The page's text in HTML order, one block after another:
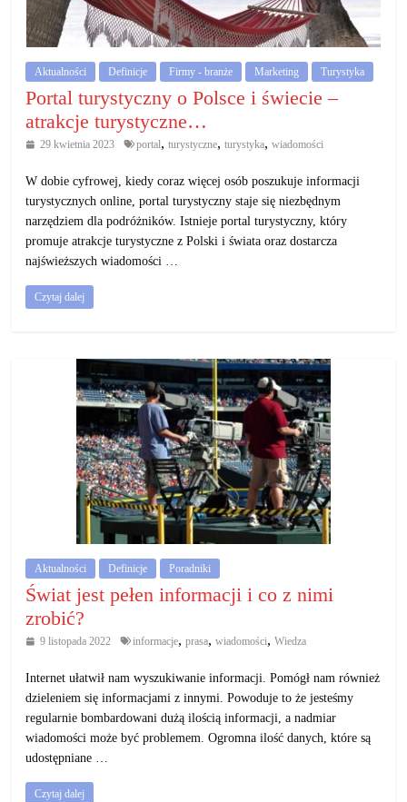
gospodarczą.
Porady
biznesowe
Aktualności Definicje Firmy - branże Marketing Turystyka
Portal turystyczny o Polsce i świecie –
atrakcje turystyczne…
29 kwietnia 2023 portal, turystyczne, turystyka, wiadomości
W dobie cyfrowej, kiedy coraz więcej osób poszukuje informacji
turystycznych online, portal turystyczny staje się niezbędnym
narzędziem dla podróżników. Istnieje portal turystyczny, który
promuje atrakcje turystyczne z Polski i świata oraz dostarcza
najświeższych wiadomości …
Czytaj dalej
Aktualności Definicje Poradniki
Świat jest pełen informacji i co z nimi
zrobić?
9 listopada 2022 informacje, prasa, wiadomości, Wiedza
Internet ułatwił nam wyszukiwanie informacji. Pomógł nam również
dzieleniem się informacjami z innymi. Powoduje to że jesteśmy
regularnie bombardowani dużą ilością informacji, a nadmiar
wiadomości może być problemem. Ogromna ilość danych, które są
udostępniane …
Czytaj dalej